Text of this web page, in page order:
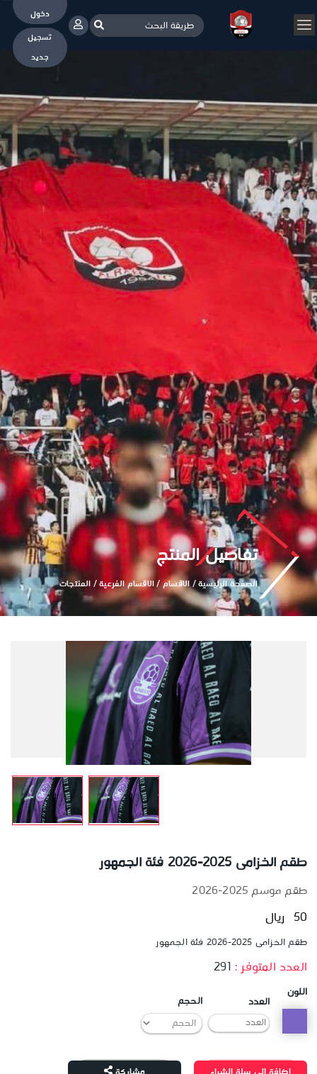
دخول
تسجيل
جديد
تفاصيل المنتج
الصفحة الرئيسية/الاقسام/الاقسام الفرعية/المنتجات
طقم الخزامى 2025-2026 فئة الجمهور
طقم موسم 2025-2026
50 ريال
طقم الخزامى 2025-2026 فئة الجمهور
العدد المتوفر : 291
اللون
العدد الحجم